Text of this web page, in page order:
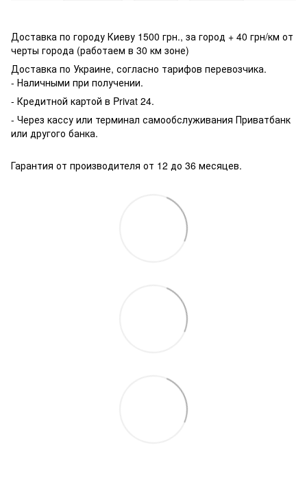
Доставка по городу Киеву 1500 грн., за город + 40 грн/км от
черты города (работаем в 30 км зоне)
Доставка по Украине, согласно тарифов перевозчика.
- Наличными при получении.
- Кредитной картой в Privat 24.
- Через кассу или терминал самообслуживания Приватбанк
или другого банка.
Гарантия от производителя от 12 до 36 месяцев.